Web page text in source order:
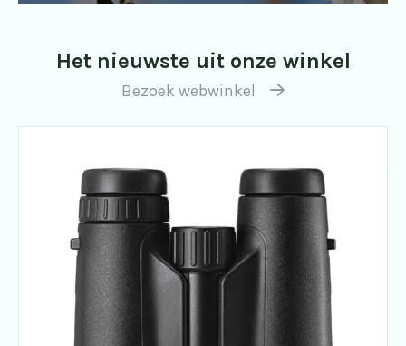
Het nieuwste uit onze winkel
Bezoek webwinkel